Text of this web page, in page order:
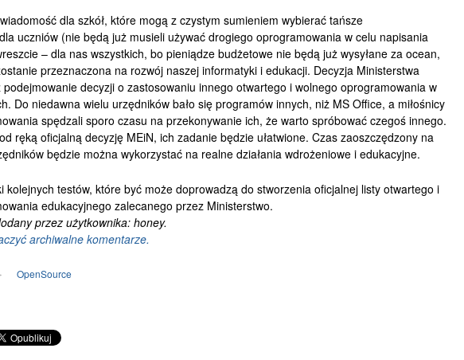
dla szkół, które mogą z czystym sumieniem wybierać tańsze
uczniów (nie będą już musieli używać drogiego oprogramowania w celu napisania
– dla nas wszystkich, bo pieniądze budżetowe nie będą już wysyłane za ocean,
przeznaczona na rozwój naszej informatyki i edukacji. Decyzja Ministerstwa
podejmowanie decyzji o zastosowaniu innego otwartego i wolnego oprogramowania w
Do niedawna wielu urzędników bało się programów innych, niż MS Office, a miłośnicy
spędzali sporo czasu na przekonywanie ich, że warto spróbować czegoś innego.
ręką oficjalną decyzję MEiN, ich zadanie będzie ułatwione. Czas zaoszczędzony na
będzie można wykorzystać na realne działania wdrożeniowe i edukacyjne.
kolejnych testów, które być może doprowadzą do stworzenia oficjalnej listy otwartego i
edukacyjnego zalecanego przez Ministerstwo.
przez użytkownika: honey.
archiwalne komentarze.
OpenSource